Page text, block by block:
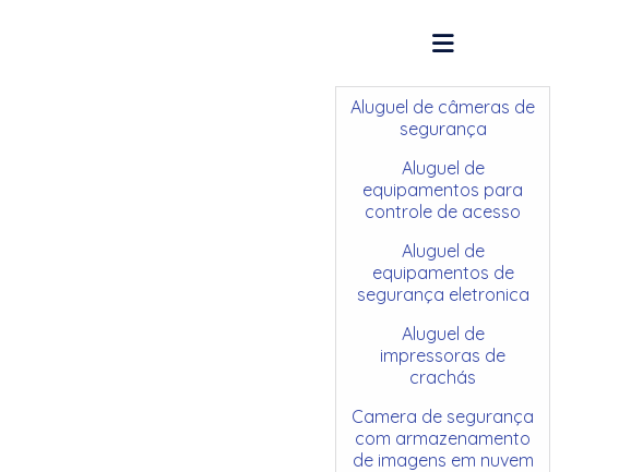
Aluguel de câmeras de
segurança
Aluguel de
equipamentos para
controle de acesso
Aluguel de
equipamentos de
segurança eletronica
Aluguel de
impressoras de
crachás
Camera de segurança
com armazenamento
de imagens em nuvem